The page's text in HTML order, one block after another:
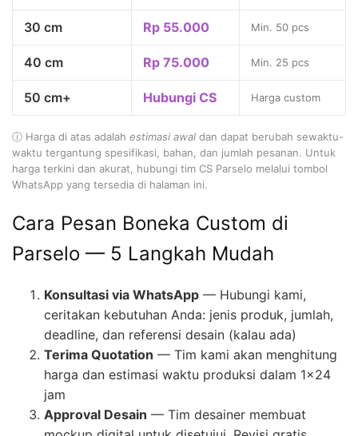
30 cm Rp 55.000 Min. 50 pcs
40 cm Rp 75.000 Min. 25 pcs
50 cm+ Hubungi CS Harga custom
ⓘ Harga di atas adalah estimasi awal dan dapat berubah sewaktu-
waktu tergantung spesifikasi, bahan, dan jumlah pesanan. Untuk
harga terkini dan akurat, hubungi tim CS Parselo melalui tombol
WhatsApp yang tersedia di halaman ini.
Cara Pesan Boneka Custom di
Parselo — 5 Langkah Mudah
Konsultasi via WhatsApp — Hubungi kami,
ceritakan kebutuhan Anda: jenis produk, jumlah,
deadline, dan referensi desain (kalau ada)
Terima Quotation — Tim kami akan menghitung
harga dan estimasi waktu produksi dalam 1×24
jam
Approval Desain — Tim desainer membuat